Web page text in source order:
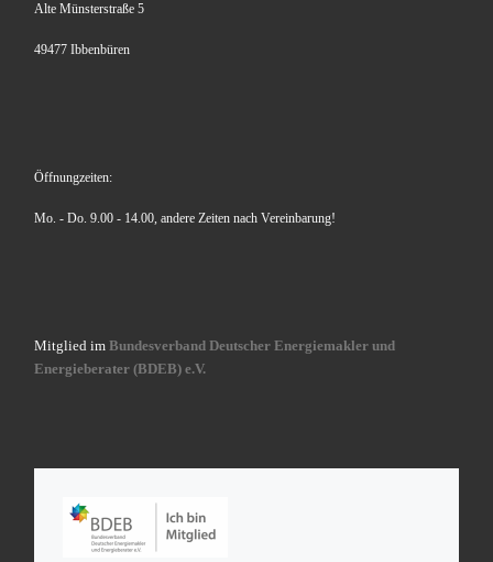
Alte Münsterstraße 5
49477 Ibbenbüren
Öffnungzeiten:
Mo. - Do. 9.00 - 14.00, andere Zeiten nach Vereinbarung!
Mitglied im Bundesverband Deutscher Energiemakler und
Energieberater (BDEB) e.V.